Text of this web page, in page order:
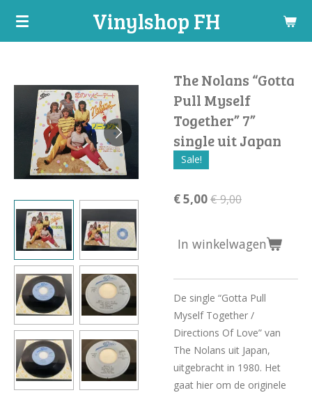
Ga
hoofdinhoud
Vinylshop FH
The Nolans “Gotta
Pull Myself
Together” 7”
single uit Japan
Sale!
€ 5,00€ 9,00
In winkelwagen
De single “Gotta Pull
Myself Together /
Directions Of Love” van
The Nolans uit Japan,
uitgebracht in 1980. Het
gaat hier om de originele